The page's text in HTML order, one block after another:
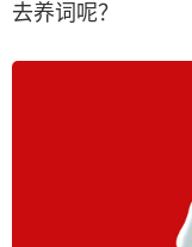
去养词呢？